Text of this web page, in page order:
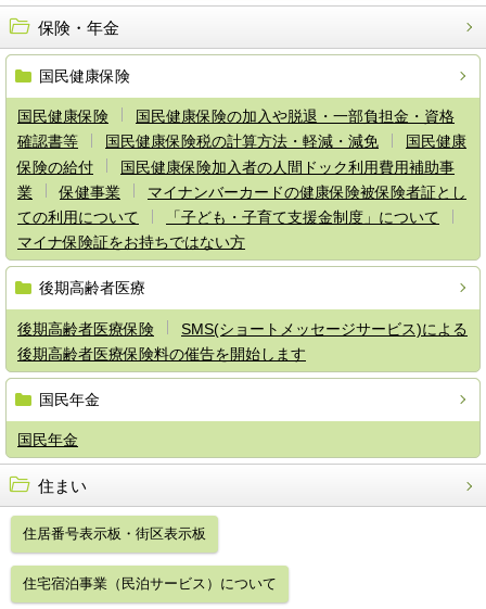
保険・年金
国民健康保険
国民健康保険
国民健康保険の加入や脱退・一部負担金・資格
確認書等
国民健康保険税の計算方法・軽減・減免
国民健康
保険の給付
国民健康保険加入者の人間ドック利用費用補助事
業
保健事業
マイナンバーカードの健康保険被保険者証とし
ての利用について
「子ども・子育て支援金制度」について
マイナ保険証をお持ちではない方
後期高齢者医療
後期高齢者医療保険
SMS(ショートメッセージサービス)による
後期高齢者医療保険料の催告を開始します
国民年金
国民年金
住まい
住居番号表示板・街区表示板
住宅宿泊事業（民泊サービス）について